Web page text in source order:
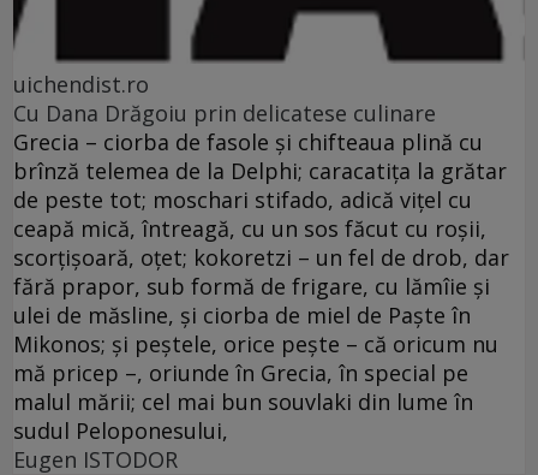
uichendist.ro
Cu Dana Drăgoiu prin delicatese culinare
Grecia – ciorba de fasole şi chifteaua plină cu
brînză telemea de la Delphi; caracatiţa la grătar
de peste tot; moschari stifado, adică viţel cu
ceapă mică, întreagă, cu un sos făcut cu roşii,
scorţişoară, oţet; kokoretzi – un fel de drob, dar
fără prapor, sub formă de frigare, cu lămîie şi
ulei de măsline, şi ciorba de miel de Paşte în
Mikonos; şi peştele, orice peşte – că oricum nu
mă pricep –, oriunde în Grecia, în special pe
malul mării; cel mai bun souvlaki din lume în
sudul Peloponesului,
Eugen ISTODOR